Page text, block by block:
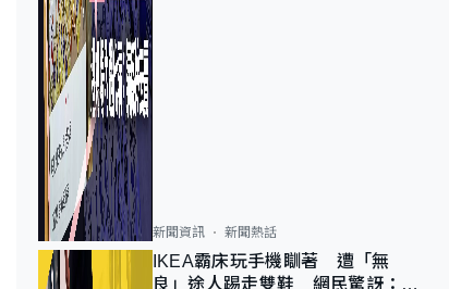
新聞資訊 新聞熱話
IKEA霸床玩手機瞓著 遭「無
良」途人踢走雙鞋 網民驚訝：冇